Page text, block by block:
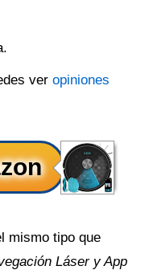
ver opiniones
mismo tipo que
Láser y App